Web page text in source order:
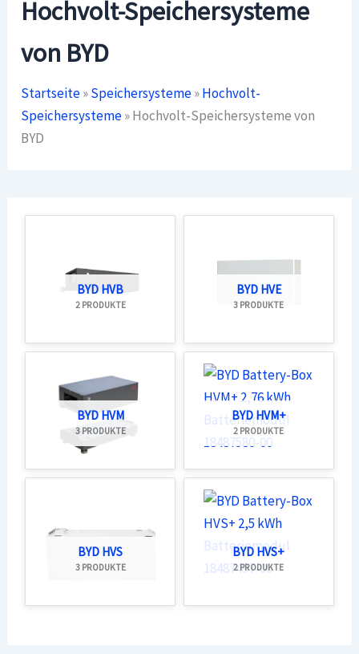
Hochvolt-Speichersysteme
von BYD
Startseite»Speichersysteme»Hochvolt-
Speichersysteme»Hochvolt-Speichersysteme von
BYD
BYD HVB
2 PRODUKTE
BYD HVE
3 PRODUKTE
BYD HVM
3 PRODUKTE
BYD HVM+
2 PRODUKTE
BYD HVS
3 PRODUKTE
BYD HVS+
2 PRODUKTE